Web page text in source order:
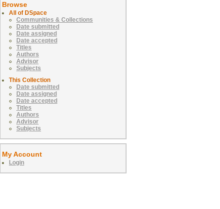
Browse
All of DSpace
Communities & Collections
Date submitted
Date assigned
Date accepted
Titles
Authors
Advisor
Subjects
This Collection
Date submitted
Date assigned
Date accepted
Titles
Authors
Advisor
Subjects
My Account
Login